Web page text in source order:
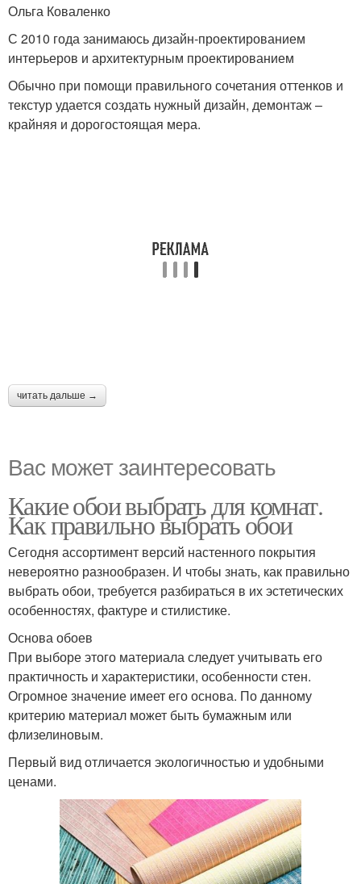
Ольга Коваленко
С 2010 года занимаюсь дизайн-проектированием
интерьеров и архитектурным проектированием
Обычно при помощи правильного сочетания оттенков и
текстур удается создать нужный дизайн, демонтаж –
крайняя и дорогостоящая мера.
читать дальше →
Вас может заинтересовать
Какие обои выбрать для комнат.
Как правильно выбрать обои
Сегодня ассортимент версий настенного покрытия
невероятно разнообразен. И чтобы знать, как правильно
выбрать обои, требуется разбираться в их эстетических
особенностях, фактуре и стилистике.
Основа обоев
При выборе этого материала следует учитывать его
практичность и характеристики, особенности стен.
Огромное значение имеет его основа. По данному
критерию материал может быть бумажным или
флизелиновым.
Первый вид отличается экологичностью и удобными
ценами.